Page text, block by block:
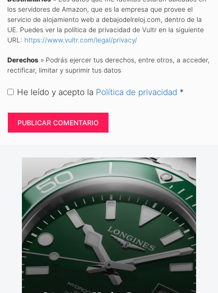
los servidores de Amazon, que es la empresa que provee el
servicio de alojamiento web a debajodelreloj.com, dentro de la
UE. Puedes ver la política de privacidad de Vultr en la siguiente
URL: https://www.vultr.com/legal/privacy/
Derechos » Podrás ejercer tus derechos, entre otros, a acceder,
rectificar, limitar y suprimir tus datos
He leído y acepto la Política de privacidad *